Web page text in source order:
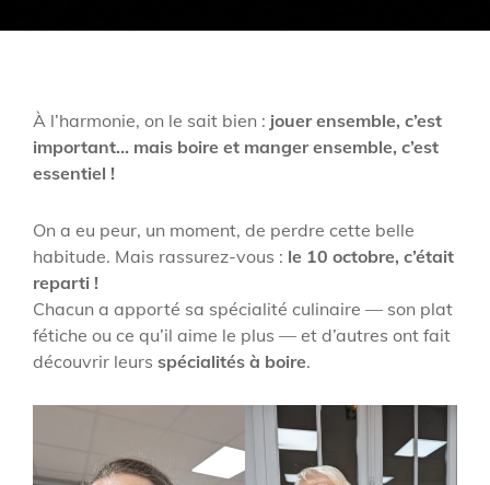
À l’harmonie, on le sait bien : jouer ensemble, c’est
important… mais boire et manger ensemble, c’est
essentiel !
On a eu peur, un moment, de perdre cette belle
habitude. Mais rassurez-vous : le 10 octobre, c’était
reparti !
Chacun a apporté sa spécialité culinaire — son plat
fétiche ou ce qu’il aime le plus — et d’autres ont fait
découvrir leurs spécialités à boire.